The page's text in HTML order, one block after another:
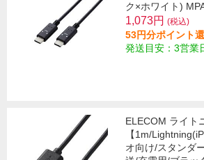
ク×ホワイト)
1,073円 (税込)
53円分ポイント
発送目安：3営業
ELECOM ライト
【1m/
オ向け/スタンダ